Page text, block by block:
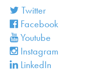
Twitter
Facebook
Youtube
Instagram
LinkedIn